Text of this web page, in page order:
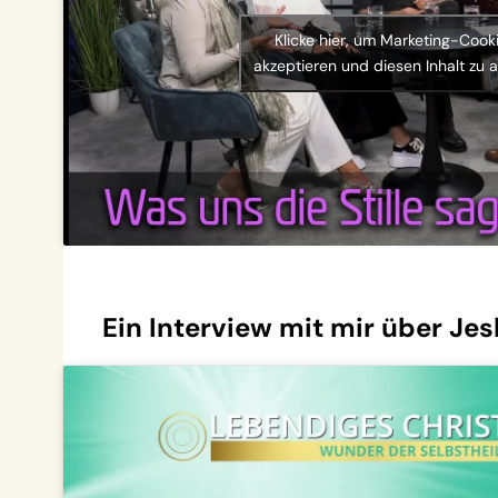
Klicke hier, um Marketing-
akzeptieren und diesen Inhalt zu
Ein Interview mit mir über